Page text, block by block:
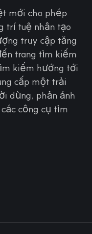
mới cho phép
trí tuệ nhân tạo
truy cập tăng
trang tìm kiếm
kiếm hướng tới
cấp một trải
dùng, phản ánh
công cụ tìm